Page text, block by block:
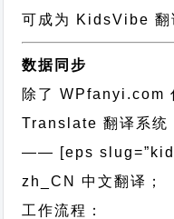
可成为 KidsVibe 翻
数据同步
除了 WPfanyi.com
Translate 翻译系统
—— [eps
zh_CN
中文翻译；
工作流程：